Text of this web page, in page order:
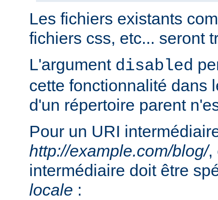
Les fichiers existants
fichiers css, etc... seront
L'argument disabled
cette fonctionnalité dans
d'un répertoire parent
Pour un URI
http://example.com/blog/,
intermédiaire doit être
locale :